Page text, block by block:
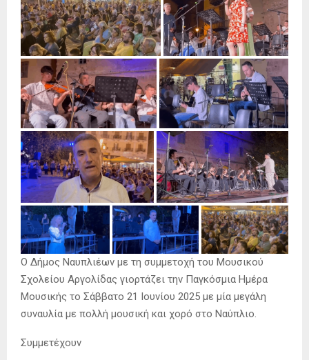
Ο Δήμος Ναυπλιέων με τη συμμετοχή του Μουσικού
Σχολείου Αργολίδας γιορτάζει την Παγκόσμια Ημέρα
Μουσικής το Σάββατο 21 Ιουνίου 2025 με μία μεγάλη
συναυλία με πολλή μουσική και χορό στο Ναύπλιο.
Συμμετέχουν